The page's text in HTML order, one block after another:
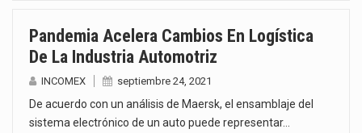
Pandemia Acelera Cambios En Logística
De La Industria Automotriz
INCOMEX septiembre 24, 2021
De acuerdo con un análisis de Maersk, el ensamblaje del
sistema electrónico de un auto puede representar…